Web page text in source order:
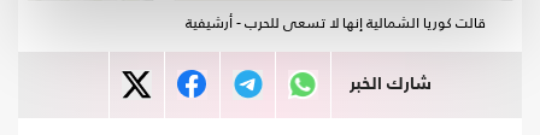
قالت كوريا الشمالية إنها لا تسعى للحرب - أرشيفية
شارك الخبر